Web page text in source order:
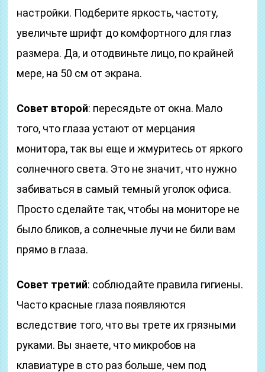
настройки. Подберите яркость, частоту,
увеличьте шрифт до комфортного для глаз
размера. Да, и отодвиньте лицо, по крайней
мере, на 50 см от экрана.
Совет второй: пересядьте от окна. Мало
того, что глаза устают от мерцания
монитора, так вы еще и жмуритесь от яркого
солнечного света. Это не значит, что нужно
забиваться в самый темный уголок офиса.
Просто сделайте так, чтобы на мониторе не
было бликов, а солнечные лучи не били вам
прямо в глаза.
Совет третий: соблюдайте правила гигиены.
Часто красные глаза появляются
вследствие того, что вы трете их грязными
руками. Вы знаете, что микробов на
клавиатуре в сто раз больше, чем под